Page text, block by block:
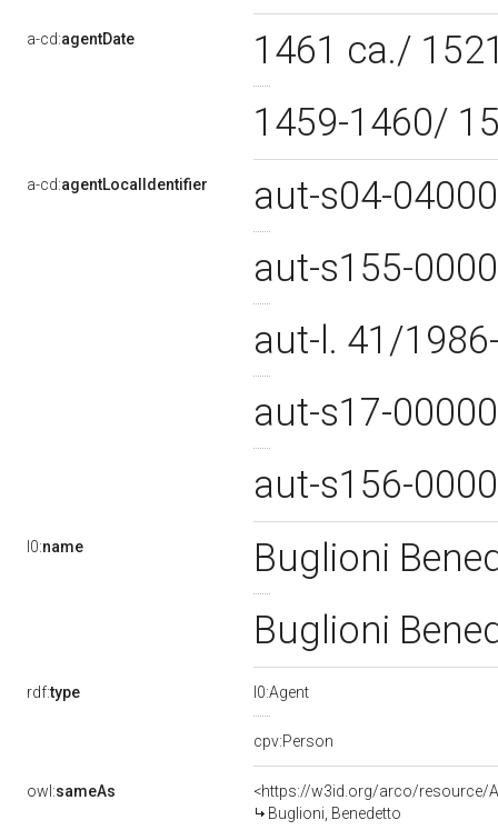
a-cd:agentDate
1461 ca./
1459-1460/
a-cd:agentLocalIdentifier
aut-s04-
aut-s155-
aut-l. 41/
aut-s17-
aut-s156-
l0:name
Buglioni
Buglioni
rdf:type l0:Agent
cpv:Person
owl:sameAs
<https://w3id.org/arco/resource/
Buglioni, Benedetto